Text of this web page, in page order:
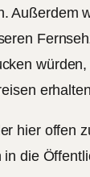
Außerdem
hier offen
die